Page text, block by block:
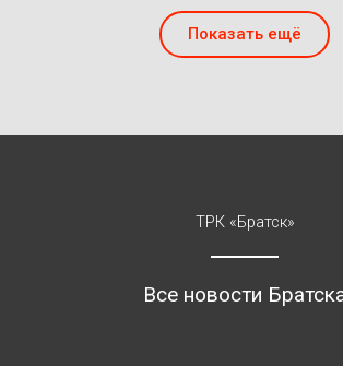
Показать ещё
ТРК «Братск»
Все новости